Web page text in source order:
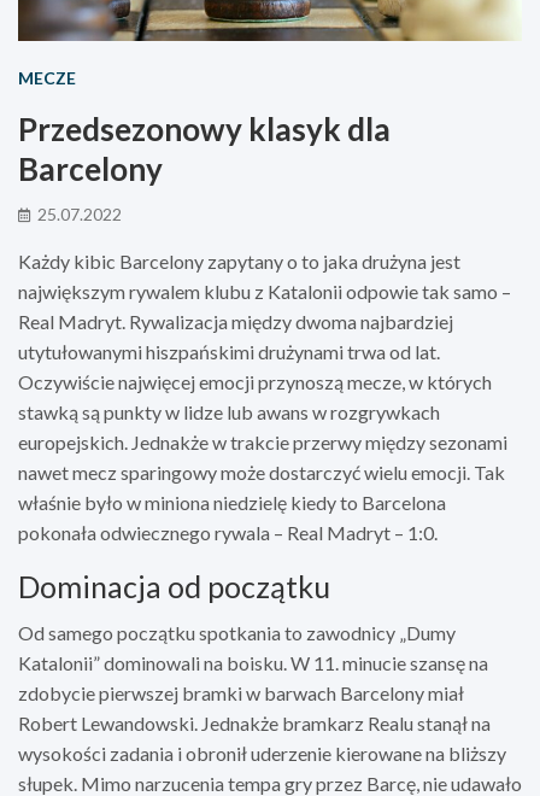
MECZE
Przedsezonowy klasyk dla
Barcelony
25.07.2022
Każdy kibic Barcelony zapytany o to jaka drużyna jest
największym rywalem klubu z Katalonii odpowie tak samo –
Real Madryt. Rywalizacja między dwoma najbardziej
utytułowanymi hiszpańskimi drużynami trwa od lat.
Oczywiście najwięcej emocji przynoszą mecze, w których
stawką są punkty w lidze lub awans w rozgrywkach
europejskich. Jednakże w trakcie przerwy między sezonami
nawet mecz sparingowy może dostarczyć wielu emocji. Tak
właśnie było w miniona niedzielę kiedy to Barcelona
pokonała odwiecznego rywala – Real Madryt – 1:0.
Dominacja od początku
Od samego początku spotkania to zawodnicy „Dumy
Katalonii” dominowali na boisku. W 11. minucie szansę na
zdobycie pierwszej bramki w barwach Barcelony miał
Robert Lewandowski. Jednakże bramkarz Realu stanął na
wysokości zadania i obronił uderzenie kierowane na bliższy
słupek. Mimo narzucenia tempa gry przez Barcę, nie udawało